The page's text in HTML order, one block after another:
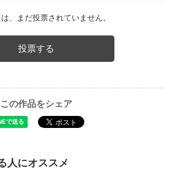
、まだ投票されていません。
投票する
この作品をシェア
人にオススメ